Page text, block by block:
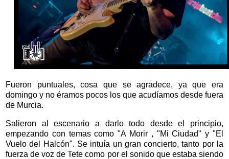
Fueron puntuales, cosa que se agradece, ya que era
domingo y no éramos pocos los que acudíamos desde fuera
de Murcia.
Salieron al escenario a darlo todo desde el principio,
empezando con temas como "A Morir , "Mi Ciudad" y "El
Vuelo del Halcón". Se intuía un gran concierto, tanto por la
fuerza de voz de Tete como por el sonido que estaba siendo